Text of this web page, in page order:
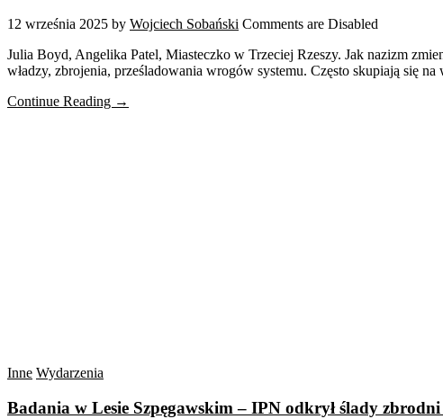
12 września 2025 by Wojciech Sobański Comments are Disabled
Julia Boyd, Angelika Patel, Miasteczko w Trzeciej Rzeszy. Jak nazizm
władzy, zbrojenia, prześladowania wrogów systemu. Często skupiają się
Continue Reading →
Inne Wydarzenia
Badania w Lesie Szpęgawskim – IPN odkrył ślady